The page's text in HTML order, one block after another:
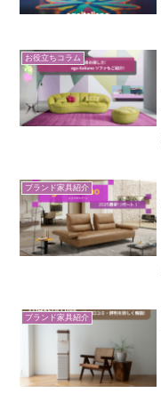
お役立ちコラム
ブランド家具紹介
ブランド家具紹介